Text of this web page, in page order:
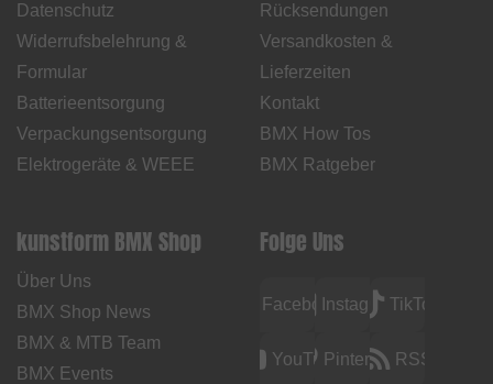
Datenschutz
Widerrufsbelehrung &
Formular
Batterieentsorgung
Verpackungsentsorgung
Elektrogeräte & WEEE
Rücksendungen
Versandkosten &
Lieferzeiten
Kontakt
BMX How Tos
BMX Ratgeber
kunstform BMX Shop
Über Uns
BMX Shop News
BMX & MTB Team
BMX Events
Folge Uns
FacebookInstagramTikTok
YouTubePinterest RSS